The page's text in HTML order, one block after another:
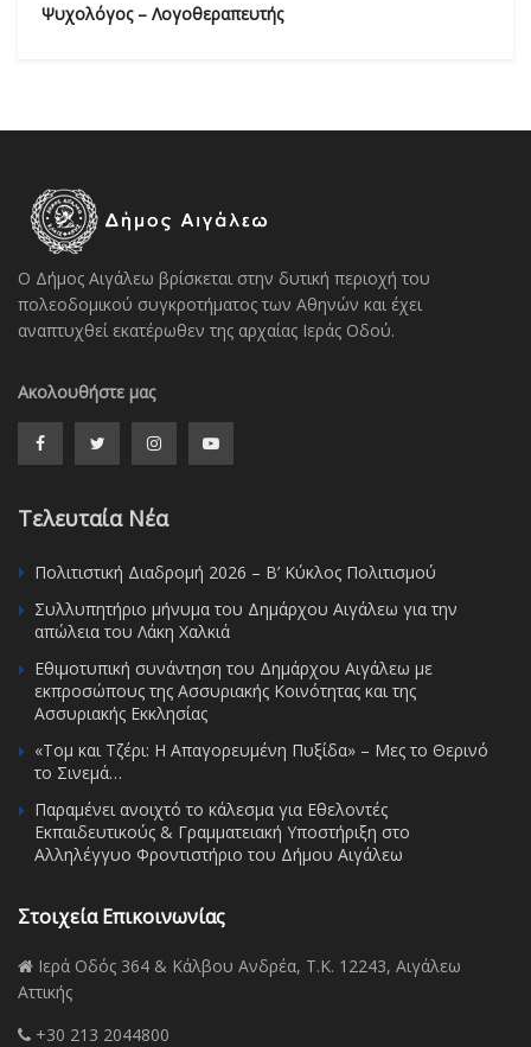
Ψυχολόγος – Λογοθεραπευτής
Ο Δήμος Αιγάλεω βρίσκεται στην δυτική περιοχή του
πολεοδομικού συγκροτήματος των Αθηνών και έχει
αναπτυχθεί εκατέρωθεν της αρχαίας Ιεράς Οδού.
Ακολουθήστε μας
Τελευταία Νέα
Πολιτιστική Διαδρομή 2026 – Β’ Κύκλος Πολιτισμού
Συλλυπητήριο μήνυμα του Δημάρχου Αιγάλεω για την
απώλεια του Λάκη Χαλκιά
Εθιμοτυπική συνάντηση του Δημάρχου Αιγάλεω με
εκπροσώπους της Ασσυριακής Κοινότητας και της
Ασσυριακής Εκκλησίας
«Τομ και Τζέρι: Η Απαγορευμένη Πυξίδα» – Μες το Θερινό
το Σινεμά…
Παραμένει ανοιχτό το κάλεσμα για Εθελοντές
Εκπαιδευτικούς & Γραμματειακή Υποστήριξη στο
Αλληλέγγυο Φροντιστήριο του Δήμου Αιγάλεω
Στοιχεία Επικοινωνίας
Ιερά Οδός 364 & Κάλβου Ανδρέα, Τ.Κ. 12243, Αιγάλεω
Αττικής
+30 213 2044800